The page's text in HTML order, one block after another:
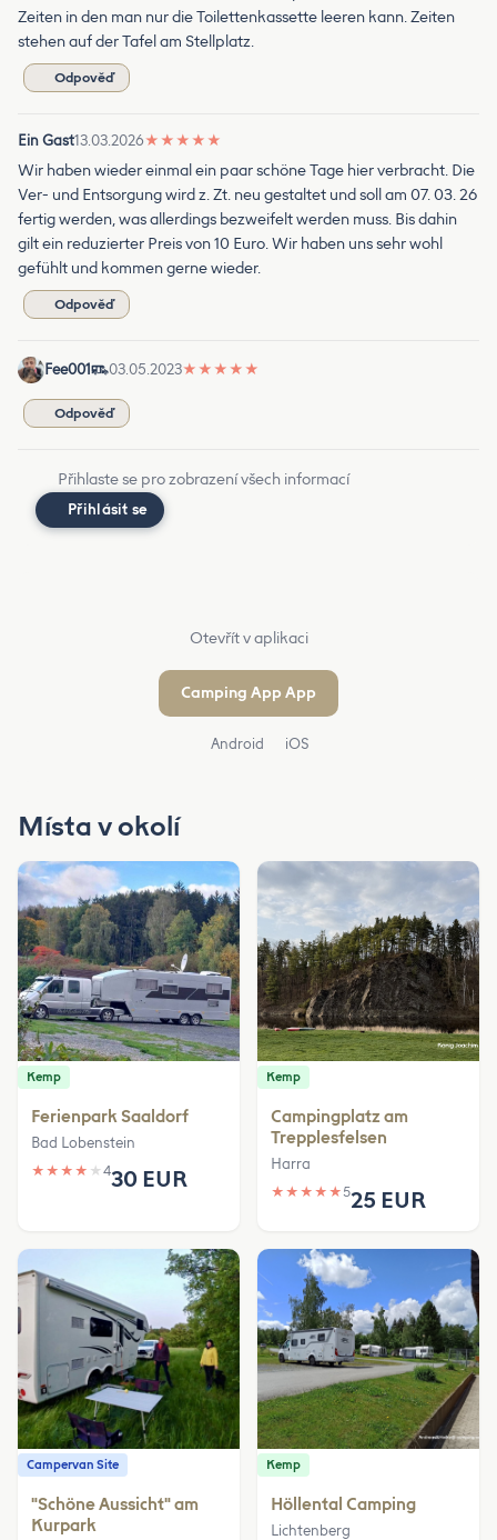
Zeiten in den man nur die Toilettenkassette leeren kann. Zeiten
stehen auf der Tafel am Stellplatz.
Odpověď
Ein Gast13.03.2026★ ★ ★ ★ ★
Wir haben wieder einmal ein paar schöne Tage hier verbracht. Die
Ver- und Entsorgung wird z. Zt. neu gestaltet und soll am 07. 03. 26
fertig werden, was allerdings bezweifelt werden muss. Bis dahin
gilt ein reduzierter Preis von 10 Euro. Wir haben uns sehr wohl
gefühlt und kommen gerne wieder.
Odpověď
Fee001 03.05.2023★ ★ ★ ★ ★
Odpověď
Přihlaste se pro zobrazení všech informací
Přihlásit se
Otevřít v aplikaci
Camping App App
Android iOS
Místa v okolí
Kemp
Ferienpark Saaldorf
Bad Lobenstein
★ ★ ★ ★ ★ 430 EUR
Kemp
Campingplatz am
Trepplesfelsen
Harra
★ ★ ★ ★ ★525 EUR
Campervan Site
"Schöne Aussicht" am
Kurpark
Kemp
Höllental Camping
Lichtenberg